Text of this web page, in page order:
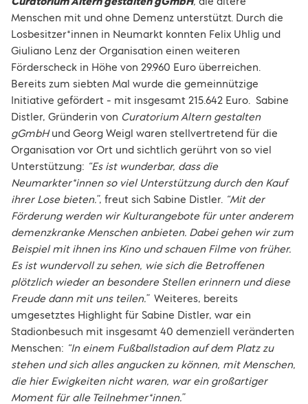
Menschen mit und ohne Demenz unterstützt. Durch die
Losbesitzer*innen in Neumarkt konnten Felix Uhlig und
Giuliano Lenz der Organisation einen weiteren
Förderscheck in Höhe von 29.960 Euro überreichen.
Bereits zum siebten Mal wurde die gemeinnützige
Initiative gefördert - mit insgesamt 215.642 Euro. Sabine
Distler, Gründerin von Curatorium Altern gestalten
gGmbHund Georg Weigl waren stellvertretend für die
Organisation vor Ort und sichtlich gerührt von so viel
Unterstützung: “Es ist wunderbar, dass die
Neumarkter*innen so viel Unterstützung durch den Kauf
ihrer Lose bieten.”, freut sich Sabine Distler. “Mit der
Förderung werden wir Kulturangebote für unter anderem
demenzkranke Menschen anbieten. Dabei gehen wir zum
Beispiel mit ihnen ins Kino und schauen Filme von früher.
Es ist wundervoll zu sehen, wie sich die Betroffenen
plötzlich wieder an besondere Stellen erinnern und diese
Freude dann mit uns teilen.”Weiteres, bereits
umgesetztes Highlight für Sabine Distler, war ein
Stadionbesuch mit insgesamt 40 demenziell veränderten
Menschen: “In einem Fußballstadion auf dem Platz zu
stehen und sich alles angucken zu können, mit Menschen,
die hier Ewigkeiten nicht waren, war ein großartiger
Moment für alle Teilnehmer*innen.”